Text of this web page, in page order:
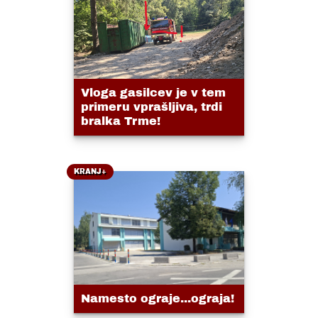
Vloga gasilcev je v tem
primeru vprašljiva, trdi
bralka Trme!
KRANJ+
Namesto ograje...ograja!